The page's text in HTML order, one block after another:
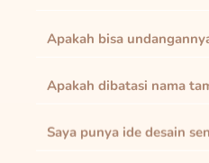
Apakah bisa
Apakah dibatasi nama
Saya punya ide desain